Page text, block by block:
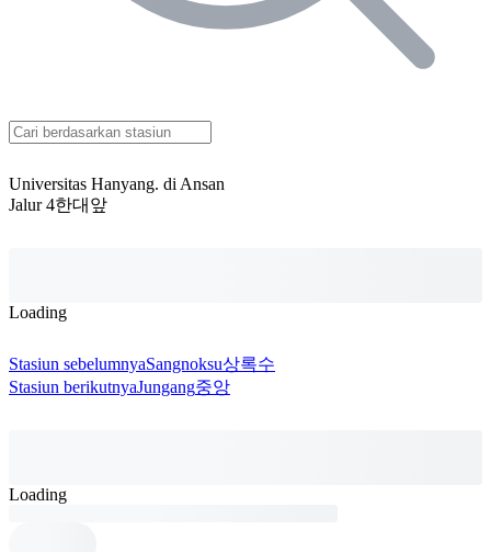
Universitas Hanyang. di Ansan
Jalur 4한대앞
Loading
Stasiun sebelumnyaSangnoksu상록수
Stasiun berikutnyaJungang중앙
Loading